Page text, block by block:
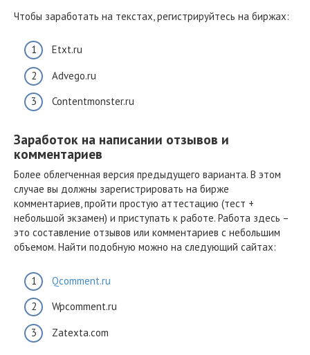
Чтобы заработать на текстах, регистрируйтесь на биржах:
Etxt.ru
Advego.ru
Contentmonster.ru
Заработок на написании отзывов и
комментариев
Более облегченная версия предыдущего варианта. В этом
случае вы должны зарегистрировать на бирже
комментариев, пройти простую аттестацию (тест +
небольшой экзамен) и приступать к работе. Работа здесь –
это составление отзывов или комментариев с небольшим
объемом. Найти подобную можно на следующий сайтах:
Qcomment.ru
Wpcomment.ru
Zatexta.com